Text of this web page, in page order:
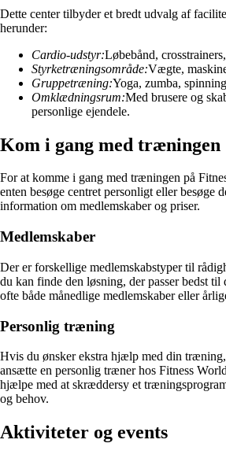
Dette center tilbyder et bredt udvalg af
herunder:
Cardio-udstyr:Løbebånd,
Styrketræningsområde:Vægte,
Gruppetræning:Yoga, zumba,
Omklædningsrum:Med brusere og
personlige ejendele.
Kom i gang med træningen
For at komme i gang med træningen på
enten besøge centret personligt eller besøge
information om medlemskaber og priser.
Medlemskaber
Der er forskellige medlemskabstyper til
du kan finde den løsning, der passer bedst
ofte både månedlige medlemskaber eller
Personlig træning
Hvis du ønsker ekstra hjælp med din
ansætte en personlig træner hos Fitness
hjælpe med at skræddersy et
og behov.
Aktiviteter og events